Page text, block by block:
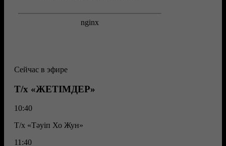
Сейчас в эфире
Т/х «ЖЕТІМДЕР»
10:40
Т/х «Тәуіп Хо Жун»
11:40